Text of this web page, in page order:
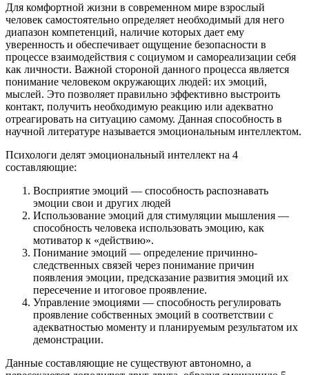
Для комфортной жизни в современном мире взрослый
человек самостоятельно определяет необходимый для него
диапазон компетенций, наличие которых дает ему
уверенность и обеспечивает ощущение безопасности в
процессе взаимодействия с социумом и самореализации себя
как личности. Важной стороной данного процесса является
понимание человеком окружающих людей: их эмоций,
мыслей. Это позволяет правильно эффективно выстроить
контакт, получить необходимую реакцию или адекватно
отреагировать на ситуацию самому. Данная способность в
научной литературе называется эмоциональным интеллектом.
Психологи делят эмоциональный интеллект на 4
составляющие:
Восприятие эмоций — способность распознавать
эмоции свои и других людей
Использование эмоций для стимуляции мышления —
способность человека использовать эмоцию, как
мотиватор к «действию».
Понимание эмоций — определение причинно-
следственных связей через понимание причин
появления эмоции, предсказание развития эмоций их
пересечение и итоговое проявление.
Управление эмоциями — способность регулировать
проявление собственных эмоций в соответствии с
адекватностью моменту и планируемым результатом их
демонстрации.
Данные составляющие не существуют автономно, а